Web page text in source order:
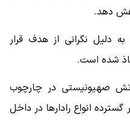
دهد.
‌دلیل نگرانی از هدف قرار
شده است.
صهیونیستی در چارچوب
گسترده انواع رادارها در داخل